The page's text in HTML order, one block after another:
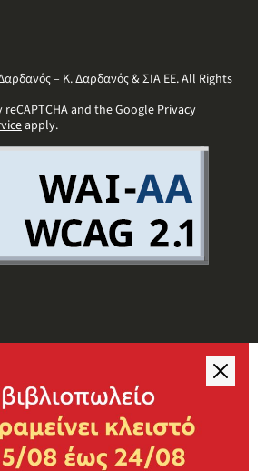
– Κ. Δαρδανός & ΣΙΑ ΕΕ. All Rights
and the GooglePrivacy
apply.